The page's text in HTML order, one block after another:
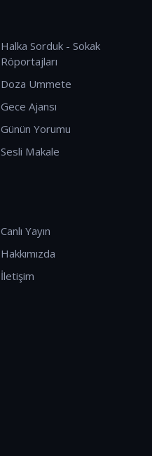
Halka Sorduk - Sokak
Röportajları
Doza Ummete
Gece Ajansı
Günün Yorumu
Sesli Makale
Canlı Yayın
Hakkımızda
İletişim